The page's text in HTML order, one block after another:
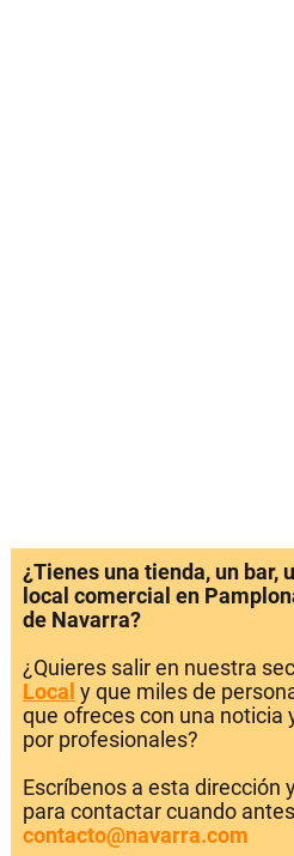
¿Tienes una tienda, un bar,
local comercial en
de Navarra?
¿Quieres salir en nuestra
Local y que miles de
que ofreces con una noticia
por profesionales?
Escríbenos a esta dirección
para contactar cuando
contacto@navarra.com